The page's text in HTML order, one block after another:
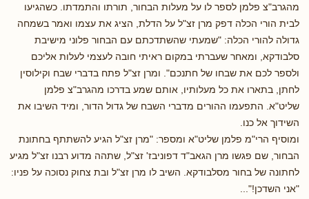
מהגרב"צ פלמן לספר לו על מעלות הבחור, תורתו והתמדתו. כשהגיעו
לבית הורי הכלה דפק מרן זצ"ל על הדלת, הציג את עצמו ואמר בשמחה
גדולה להורי הכלה: "שמעתי שהשתדכתם עם הבחור פלוני מישיבת
סלבודקא, ומאחר שעברתי במקום ראיתי חובה לעצמי לעלות אליכם
ולספר לכם את שבחו של חתנכם". ומרן זצ"ל פתח בדברי שבח וקילוסין
לחתן, בתארו את כל מעלותיו, אותם שמע בדרכו מהגרב"צ פלמן
שליט"א. התפעמו ההורים מדברי השבח של גדול הדור, ומיד השיבו את
השידוך אל כנו.
ומוסיף הרי"מ פלמן שליט"א ומספר: "מרן זצ"ל הגיע להשתתף בחתונת
הבחור, שם פגשו מרן הגאב"ד דפוניבז' זצ"ל, שתהה מדוע רבנו זצ"ל מגיע
לחתונה של בחור מסלבודקא. השיב לו מרן זצ"ל ובת צחוק נסוכה על פניו:
"אני השדכן!"...